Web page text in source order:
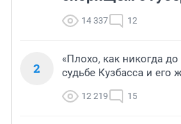
14 337 12
2
«Плохо, как никогда до
судьбе Кузбасса и его
12 219 15